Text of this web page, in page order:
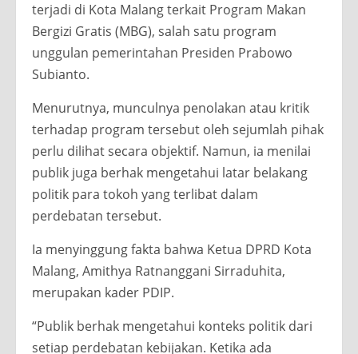
terjadi di Kota Malang terkait Program Makan
Bergizi Gratis (MBG), salah satu program
unggulan pemerintahan Presiden Prabowo
Subianto.
Menurutnya, munculnya penolakan atau kritik
terhadap program tersebut oleh sejumlah pihak
perlu dilihat secara objektif. Namun, ia menilai
publik juga berhak mengetahui latar belakang
politik para tokoh yang terlibat dalam
perdebatan tersebut.
Ia menyinggung fakta bahwa Ketua DPRD Kota
Malang, Amithya Ratnanggani Sirraduhita,
merupakan kader PDIP.
“Publik berhak mengetahui konteks politik dari
setiap perdebatan kebijakan. Ketika ada